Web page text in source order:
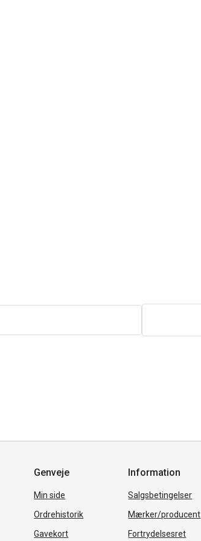
Genveje
Min side
Ordrehistorik
Gavekort
Information
Salgsbetingelser
Mærker/producent
Fortrydelsesret